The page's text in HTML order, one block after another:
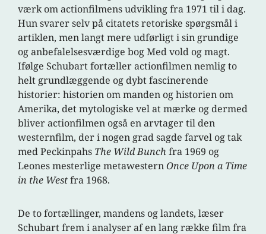
værk om actionfilmens udvikling fra 1971 til i dag.
Hun svarer selv på citatets retoriske spørgsmål i
artiklen, men langt mere udførligt i sin grundige
og anbefalelsesværdige bog Med vold og magt.
Ifølge Schubart fortæller actionfilmen nemlig to
helt grundlæggende og dybt fascinerende
historier: historien om manden og historien om
Amerika, det mytologiske vel at mærke og dermed
bliver actionfilmen også en arvtager til den
westernfilm, der i nogen grad sagde farvel og tak
med Peckinpahs The Wild Bunchfra 1969 og
Leones mesterlige metawesternOnce Upon a Time
in the Westfra 1968.
De to fortællinger, mandens og landets, læser
Schubart frem i analyser af en lang række film fra